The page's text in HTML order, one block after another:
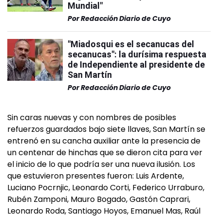
Mundial"
PorRedacción Diario de Cuyo
"Miadosqui es el secanucas del
secanucas": la durísima respuesta
de Independiente al presidente de
San Martín
PorRedacción Diario de Cuyo
Sin caras nuevas y con nombres de posibles
refuerzos guardados bajo siete llaves, San Martín se
entrenó en su cancha auxiliar ante la presencia de
un centenar de hinchas que se dieron cita para ver
el inicio de lo que podría ser una nueva ilusión. Los
que estuvieron presentes fueron: Luis Ardente,
Luciano Pocrnjic, Leonardo Corti, Federico Urraburo,
Rubén Zamponi, Mauro Bogado, Gastón Caprari,
Leonardo Roda, Santiago Hoyos, Emanuel Mas, Raúl